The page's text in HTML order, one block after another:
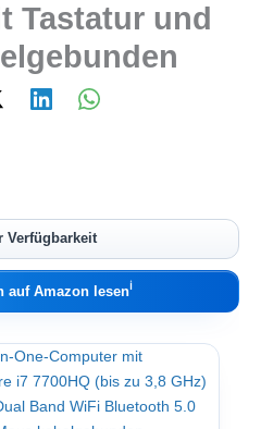
Tastatur und
Verfügbarkeit
auf Amazon lesenℹ︎